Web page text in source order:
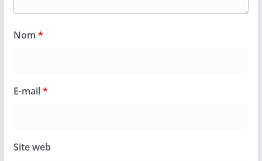
Nom *
E-mail*
Site web